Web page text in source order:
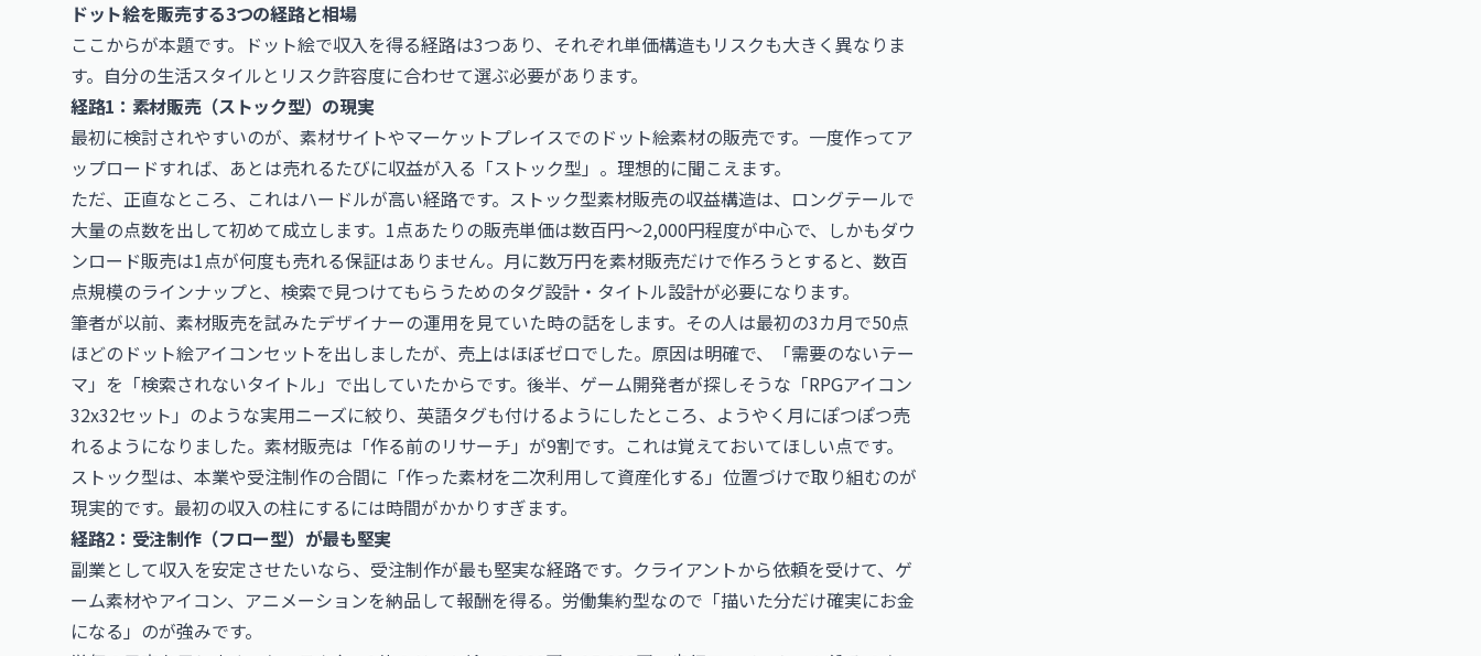
ドット絵を販売する3つの経路と相場
ここからが本題です。ドット絵で収入を得る経路は3つあり、それぞれ単価構造もリスクも大きく異なりま
す。自分の生活スタイルとリスク許容度に合わせて選ぶ必要があります。
経路1：素材販売（ストック型）の現実
最初に検討されやすいのが、素材サイトやマーケットプレイスでのドット絵素材の販売です。一度作ってア
ップロードすれば、あとは売れるたびに収益が入る「ストック型」。理想的に聞こえます。
ただ、正直なところ、これはハードルが高い経路です。ストック型素材販売の収益構造は、ロングテールで
大量の点数を出して初めて成立します。1点あたりの販売単価は数百円〜2,000円程度が中心で、しかもダウ
ンロード販売は1点が何度も売れる保証はありません。月に数万円を素材販売だけで作ろうとすると、数百
点規模のラインナップと、検索で見つけてもらうためのタグ設計・タイトル設計が必要になります。
筆者が以前、素材販売を試みたデザイナーの運用を見ていた時の話をします。その人は最初の3カ月で50点
ほどのドット絵アイコンセットを出しましたが、売上はほぼゼロでした。原因は明確で、「需要のないテー
マ」を「検索されないタイトル」で出していたからです。後半、ゲーム開発者が探しそうな「RPGアイコン
32x32セット」のような実用ニーズに絞り、英語タグも付けるようにしたところ、ようやく月にぽつぽつ売
れるようになりました。素材販売は「作る前のリサーチ」が9割です。これは覚えておいてほしい点です。
ストック型は、本業や受注制作の合間に「作った素材を二次利用して資産化する」位置づけで取り組むのが
現実的です。最初の収入の柱にするには時間がかかりすぎます。
経路2：受注制作（フロー型）が最も堅実
副業として収入を安定させたいなら、受注制作が最も堅実な経路です。クライアントから依頼を受けて、ゲ
ーム素材やアイコン、アニメーションを納品して報酬を得る。労働集約型なので「描いた分だけ確実にお金
になる」のが強みです。